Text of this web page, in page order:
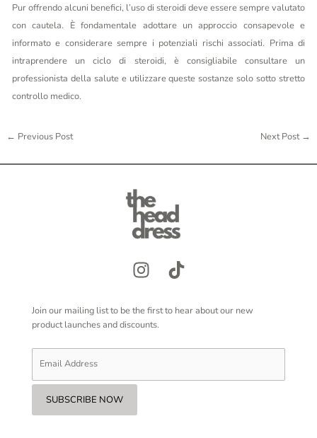
Pur offrendo alcuni benefici, l’uso di steroidi deve essere sempre valutato
con cautela. È fondamentale adottare un approccio consapevole e
informato e considerare sempre i potenziali rischi associati. Prima di
intraprendere un ciclo di steroidi, è consigliabile consultare un
professionista della salute e utilizzare queste sostanze solo sotto stretto
controllo medico.
← Previous Post Next Post →
Join our mailing list to be the first to hear about our new
product launches and discounts.